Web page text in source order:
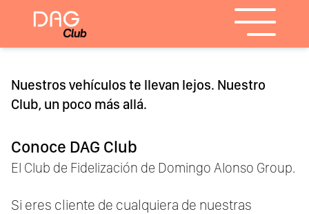
Nuestros vehículos te llevan lejos. Nuestro
Club, un poco más allá.
Conoce DAG Club
El Club de Fidelización de Domingo Alonso Group.
Si eres cliente de cualquiera de nuestras